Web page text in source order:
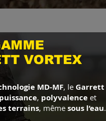
VORTEX
MD-MF, le Garrett
puissance, polyvalence et
terrains, même sous l’eau.